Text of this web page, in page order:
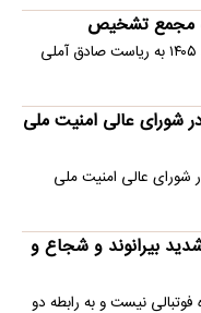
مجمع تشخیص
جلسه مجمع تشخیص مصلحت نظام ۱۸ مرداد ۱۴۰۵ به ریاست صادق آملی
شورای عالی امنیت ملی
شورای عالی امنیت ملی
بیرانوند و شجاع و
نیست و به رابطه دو